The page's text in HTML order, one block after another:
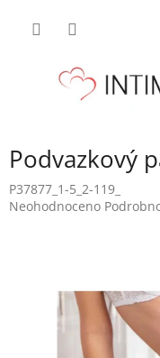
Podvazkový
P37877_1-5_2-119_
Průměrné
Neohodnoceno